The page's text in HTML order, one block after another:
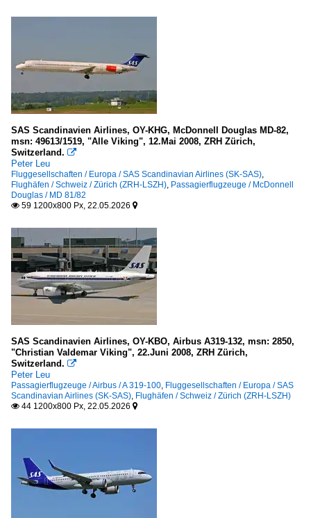
SAS Scandinavien Airlines, OY-KHG, McDonnell Douglas MD-82,
msn: 49613/1519, "Alle Viking", 12.Mai 2008, ZRH Zürich,
Switzerland. 
Peter Leu
Fluggesellschaften / Europa / SAS Scandinavian Airlines (SK-SAS),
Flughäfen / Schweiz / Zürich (ZRH-LSZH), Passagierflugzeuge / McDonnell
Douglas / MD 81/82
 59 1200x800 Px, 22.05.2026 
SAS Scandinavien Airlines, OY-KBO, Airbus A319-132, msn: 2850,
"Christian Valdemar Viking", 22.Juni 2008, ZRH Zürich,
Switzerland. 
Peter Leu
Passagierflugzeuge / Airbus / A 319-100, Fluggesellschaften / Europa / SAS
Scandinavian Airlines (SK-SAS), Flughäfen / Schweiz / Zürich (ZRH-LSZH)
 44 1200x800 Px, 22.05.2026 